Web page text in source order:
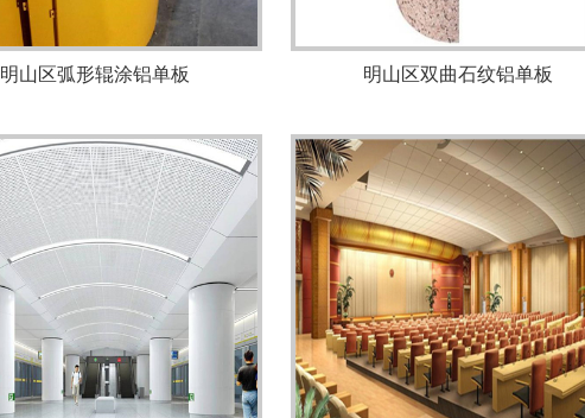
明山区弧形辊涂铝单板 明山区双曲石纹铝单板